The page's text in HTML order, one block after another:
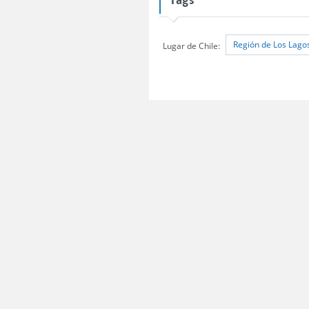
Lugar de Chile: Región de Los